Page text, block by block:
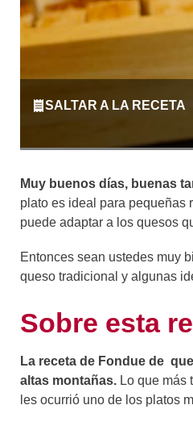
SALTAR A LA RECETA
Muy buenos días, buenas
plato es ideal para pequeñas
puede adaptar a los quesos
Entonces sean ustedes muy
queso tradicional y algunas
Sobre esta
La receta de Fondue de
altas montañas. Lo que
les ocurrió uno de los platos